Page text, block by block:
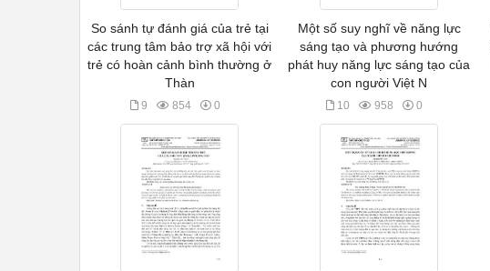
So sánh tự đánh giá của trẻ tại
các trung tâm bảo trợ xã hội với
trẻ có hoàn cảnh bình thường ở
Thàn
9 854 0
Một số suy nghĩ về năng lực
sáng tạo và phương hướng
phát huy năng lực sáng tạo của
con người Việt N
10 958 0